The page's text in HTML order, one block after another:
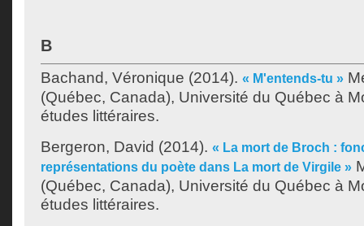
B
Bachand, Véronique (2014). « M'entends-tu »
(Québec, Canada), Université du Québec à
études littéraires.
Bergeron, David (2014). « La mort de Broch :
représentations du poète dans La mort de Virgile »
(Québec, Canada), Université du Québec à
études littéraires.